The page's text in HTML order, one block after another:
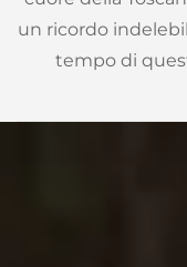
un ricordo
tempo di